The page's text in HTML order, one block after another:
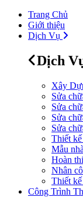
Trang Chủ
Giới thiệu
Dịch Vụ
Dịch
Xây
Sửa
Sửa
Sửa
Sửa
Thiết
Mẫu
Hoàn
Nhân
Thiết
Công Trình